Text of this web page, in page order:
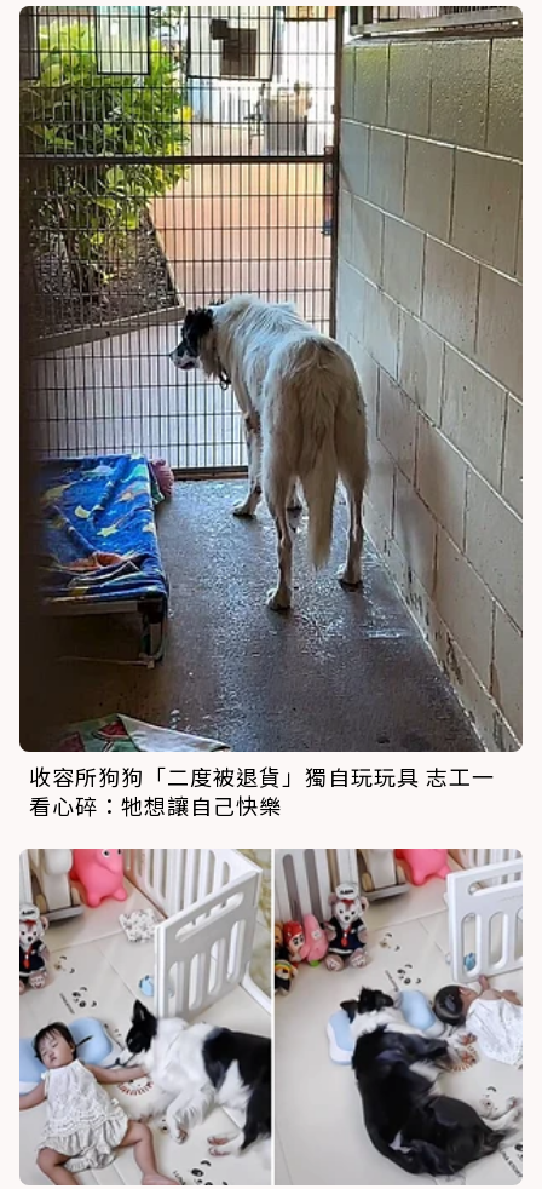
收容所狗狗「二度被退貨」獨自玩玩具 志工一
看心碎：牠想讓自己快樂